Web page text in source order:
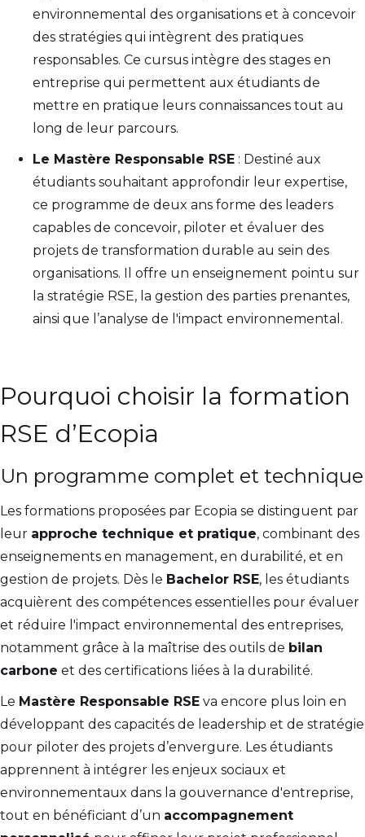
environnemental des organisations et à concevoir
des stratégies qui intègrent des pratiques
responsables. Ce cursus intègre des stages en
entreprise qui permettent aux étudiants de
mettre en pratique leurs connaissances tout au
long de leur parcours.
Le Mastère Responsable RSE : Destiné aux
étudiants souhaitant approfondir leur expertise,
ce programme de deux ans forme des leaders
capables de concevoir, piloter et évaluer des
projets de transformation durable au sein des
organisations. Il offre un enseignement pointu sur
la stratégie RSE, la gestion des parties prenantes,
ainsi que l’analyse de l'impact environnemental.
Pourquoi choisir la formation
RSE d’Ecopia
Un programme complet et technique
Les formations proposées par Ecopia se distinguent par
leur approche technique et pratique, combinant des
enseignements en management, en durabilité, et en
gestion de projets. Dès le Bachelor RSE, les étudiants
acquièrent des compétences essentielles pour évaluer
et réduire l'impact environnemental des entreprises,
notamment grâce à la maîtrise des outils de bilan
carbone et des certifications liées à la durabilité.
Le Mastère Responsable RSE va encore plus loin en
développant des capacités de leadership et de stratégie
pour piloter des projets d’envergure. Les étudiants
apprennent à intégrer les enjeux sociaux et
environnementaux dans la gouvernance d'entreprise,
tout en bénéficiant d’un accompagnement